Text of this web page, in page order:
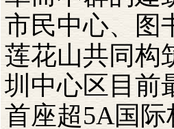
市民中心、图
莲花山共同构
圳中心区目前
首座超5A国